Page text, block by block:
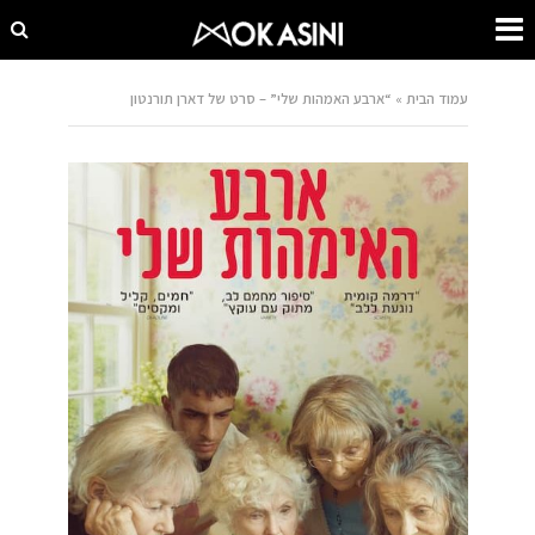
עמוד הבית » “ארבע האמהות שלי” – סרט של דארן תורנטון